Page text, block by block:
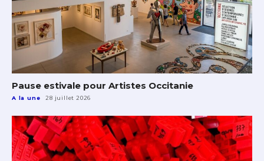
Pause estivale pour Artistes Occitanie
A la une 28 juillet 2026